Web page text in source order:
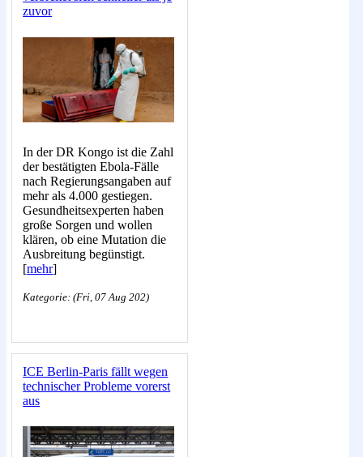
zuvor
In der DR Kongo ist die Zahl
der bestätigten Ebola-Fälle
nach Regierungsangaben auf
mehr als 4.000 gestiegen.
Gesundheitsexperten haben
große Sorgen und wollen
klären, ob eine Mutation die
Ausbreitung begünstigt.
[mehr]
Kategorie: (Fri, 07 Aug 202)
ICE Berlin-Paris fällt wegen
technischer Probleme vorerst
aus